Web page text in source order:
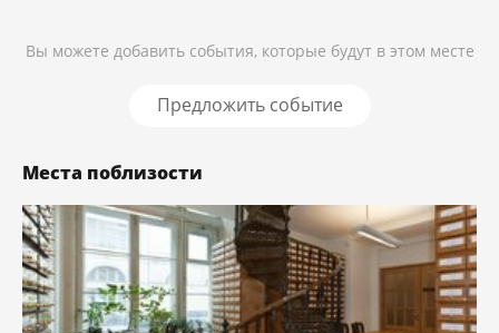
Вы можете добавить события, которые будут в этом месте
Предложить событие
Места поблизости